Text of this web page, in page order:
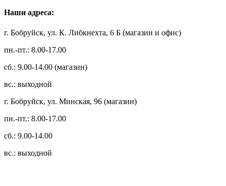
Наши адреса:
г. Бобруйск, ул. К. Либкнехта, 6 Б (магазин и офис)
пн.-пт.: 8.00-17.00
сб.: 9.00-14.00 (магазин)
вс.: выходной
г. Бобруйск, ул. Минская, 96 (магазин)
пн.-пт.: 8.00-17.00
сб.: 9.00-14.00
вс.: выходной